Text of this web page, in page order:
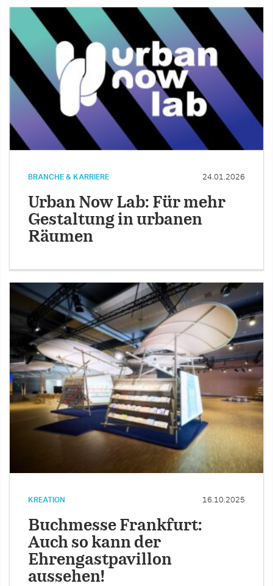
BRANCHE & KARRIERE 24.01.2026
Urban Now Lab: Für mehr
Gestaltung in urbanen
Räumen
KREATION 16.10.2025
Buchmesse Frankfurt:
Auch so kann der
Ehrengastpavillon
aussehen!